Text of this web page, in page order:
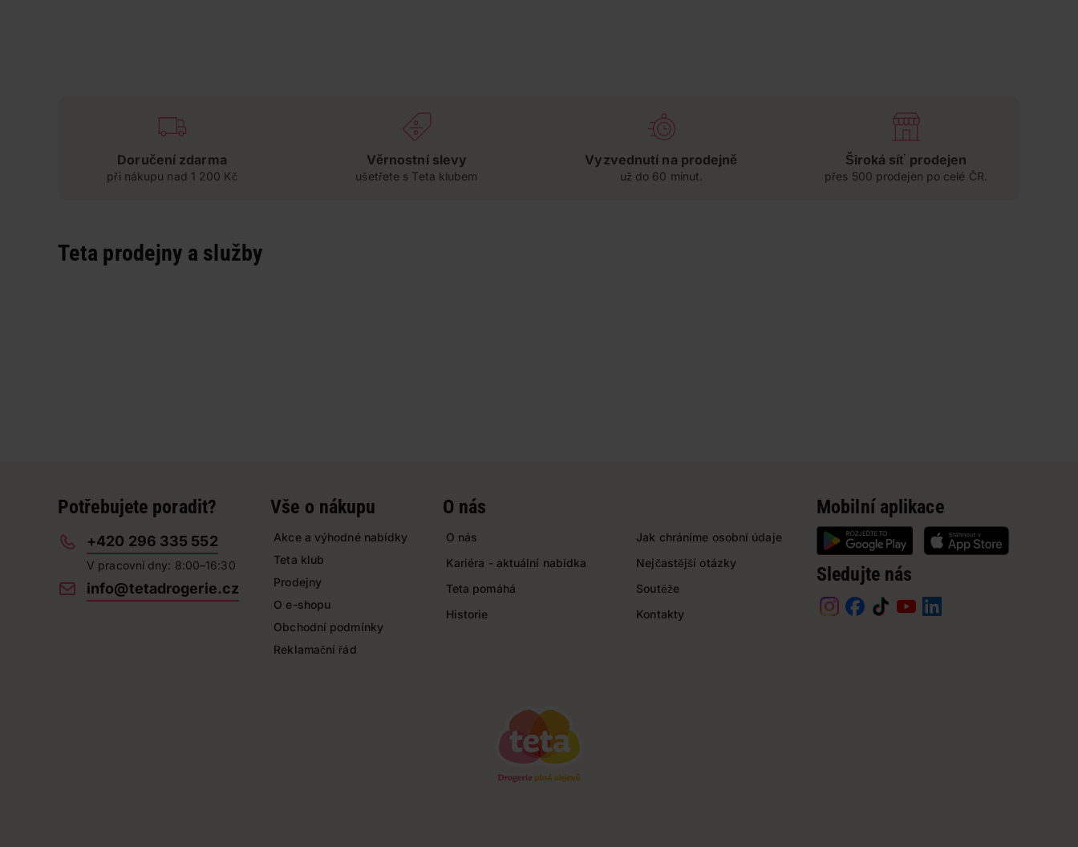
Doručení zdarma
při nákupu nad 1 200 Kč
Věrnostní slevy
ušetřete s Teta klubem
Vyzvednutí na prodejně
už do 60 minut.
Široká síť prodejen
přes 500 prodejen po celé ČR.
Teta prodejny a služby
Potřebujete poradit?
+420 296 335 552
V pracovní dny: 8:00–16:30
info@tetadrogerie.cz
Vše o nákupu
Akce a výhodné nabídky
Teta klub
Prodejny
O e-shopu
Obchodní podmínky
Reklamační řád
O nás
O nás
Kariéra - aktuální nabídka
Teta pomáhá
Historie
Jak chráníme osobní údaje
Nejčastější otázky
Soutěže
Kontakty
Mobilní aplikace
Sledujte nás